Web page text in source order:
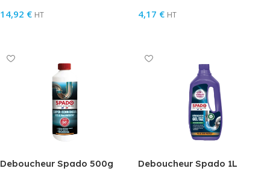
14,92 € HT
4,17 € HT
Deboucheur Spado 500g Deboucheur Spado 1L